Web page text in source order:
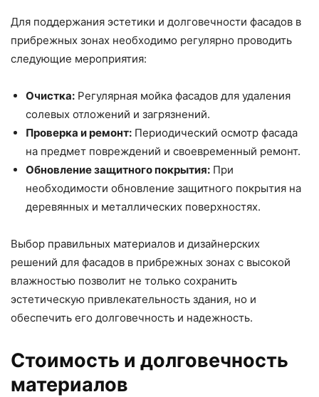
Для поддержания эстетики и долговечности фасадов в
прибрежных зонах необходимо регулярно проводить
следующие мероприятия:
Очистка: Регулярная мойка фасадов для удаления
солевых отложений и загрязнений.
Проверка и ремонт: Периодический осмотр фасада
на предмет повреждений и своевременный ремонт.
Обновление защитного покрытия: При
необходимости обновление защитного покрытия на
деревянных и металлических поверхностях.
Выбор правильных материалов и дизайнерских
решений для фасадов в прибрежных зонах с высокой
влажностью позволит не только сохранить
эстетическую привлекательность здания, но и
обеспечить его долговечность и надежность.
Стоимость и долговечность
материалов